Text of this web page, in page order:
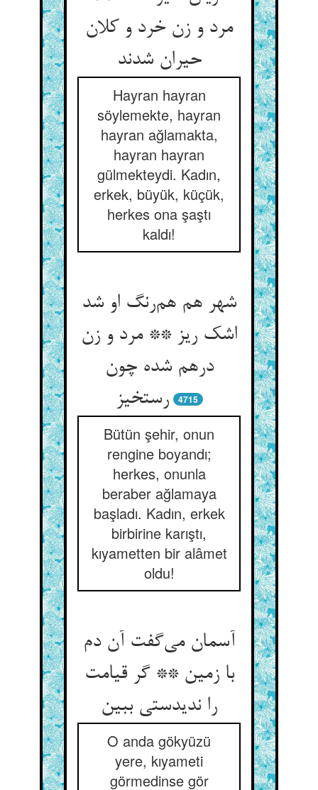
مرد و زن خرد و کلان
حیران شدند
Hayran hayran
söylemekte, hayran
hayran ağlamakta,
hayran hayran
gülmekteydi. Kadın,
erkek, büyük, küçük,
herkes ona şaştı
kaldı!
شهر هم هم‌رنگ او شد
اشک ریز ** مرد و زن
درهم شده چون
رستخیز
4715
Bütün şehir, onun
rengine boyandı;
herkes, onunla
beraber ağlamaya
başladı. Kadın, erkek
birbirine karıştı,
kıyametten bir alâmet
oldu!
آسمان می‌گفت آن دم
با زمین ** گر قیامت
را ندیدستی ببین
O anda gökyüzü
yere, kıyameti
görmedinse gör